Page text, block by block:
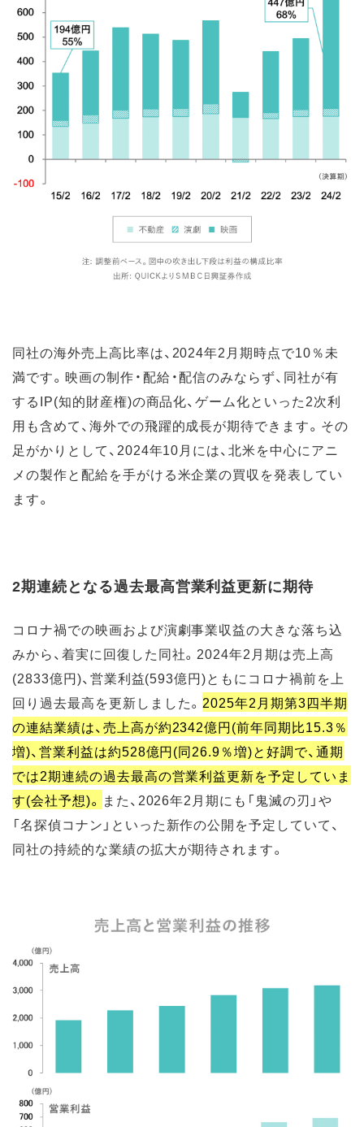
同社の海外売上高比率は、2024年2月期時点で10％未
満です。映画の制作・配給・配信のみならず、同社が有
するIP(知的財産権)の商品化、ゲーム化といった2次利
用も含めて、海外での飛躍的成長が期待できます。その
足がかりとして、2024年10月には、北米を中心にアニ
メの製作と配給を手がける米企業の買収を発表してい
ます。
2期連続となる過去最高営業利益更新に期待
コロナ禍での映画および演劇事業収益の大きな落ち込
みから、着実に回復した同社。2024年2月期は売上高
(2833億円)、営業利益(593億円)ともにコロナ禍前を上
回り過去最高を更新しました。2025年2月期第3四半期
の連結業績は、売上高が約2342億円(前年同期比15.3％
増)、営業利益は約528億円(同26.9％増)と好調で、通期
では2期連続の過去最高の営業利益更新を予定していま
す(会社予想)。 また、2026年2月期にも「鬼滅の刃」や
「名探偵コナン」といった新作の公開を予定していて、
同社の持続的な業績の拡大が期待されます。